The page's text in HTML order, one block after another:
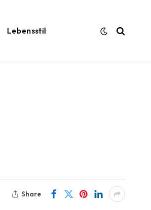
Lebensstil
Share